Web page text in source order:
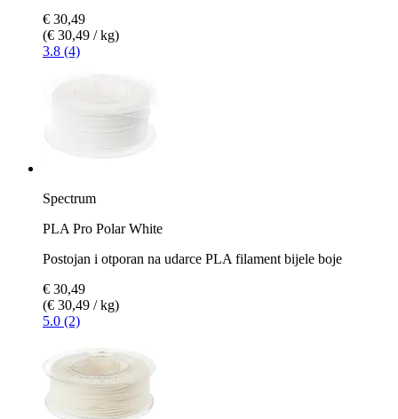
€ 30,49
(€ 30,49 / kg)
3.8 (4)
Spectrum
PLA Pro Polar White
Postojan i otporan na udarce PLA filament bijele boje
€ 30,49
(€ 30,49 / kg)
5.0 (2)